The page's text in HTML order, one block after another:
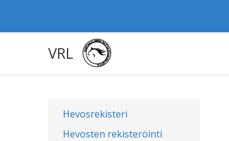
VRL
Hevosrekisteri
Hevosten rekisteröinti